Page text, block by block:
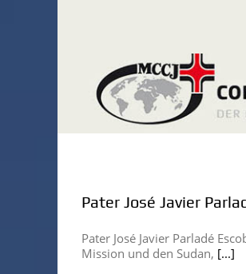
Pater José Javier
Pater José Javier Parladé
Mission und den Sudan, [...]